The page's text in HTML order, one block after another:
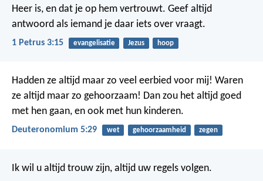
Heer is, en dat je op hem vertrouwt. Geef altijd
antwoord als iemand je daar iets over vraagt.
1 Petrus 3:15 evangelisatie Jezus hoop
Hadden ze altijd maar zo veel eerbied voor mij! Waren
ze altijd maar zo gehoorzaam! Dan zou het altijd goed
met hen gaan, en ook met hun kinderen.
Deuteronomium 5:29 wet gehoorzaamheid zegen
Ik wil u altijd trouw zijn, altijd uw regels volgen.